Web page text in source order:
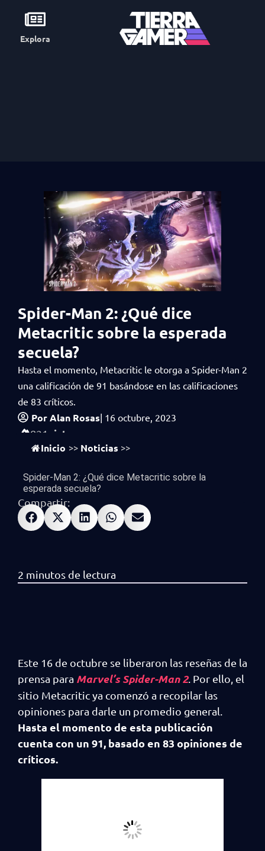
Explora
Spider-Man 2: ¿Qué dice
Metacritic sobre la esperada
secuela?
Hasta el momento, Metacritic le otorga a Spider-Man 2
una calificación de 91 basándose en las calificaciones
de 83 críticos.
PorAlan Rosas| 16 octubre, 2023
821 vistas
Inicio >> Noticias >>
Spider-Man 2: ¿Qué dice Metacritic sobre la
esperada secuela?
Compartir:
Este 16 de octubre se liberaron las reseñas de la
prensa para Marvel’s Spider-Man 2. Por ello, el
sitio Metacritic ya comenzó a recopilar las
opiniones para darle un promedio general.
Hasta el momento de esta publicación
cuenta con un 91, basado en 83 opiniones de
críticos.